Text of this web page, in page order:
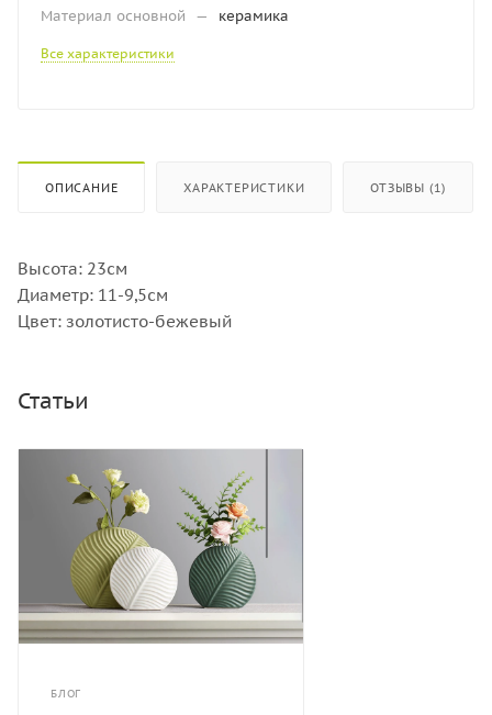
Материал основной
— керамика
Все характеристики
ОПИСАНИЕ ХАРАКТЕРИСТИКИ ОТЗЫВЫ (1)
Высота: 23см
Диаметр: 11-9,5см
Цвет: золотисто-бежевый
Статьи
БЛОГ